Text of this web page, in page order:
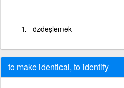
özdeşlemek
to make identical, to identify